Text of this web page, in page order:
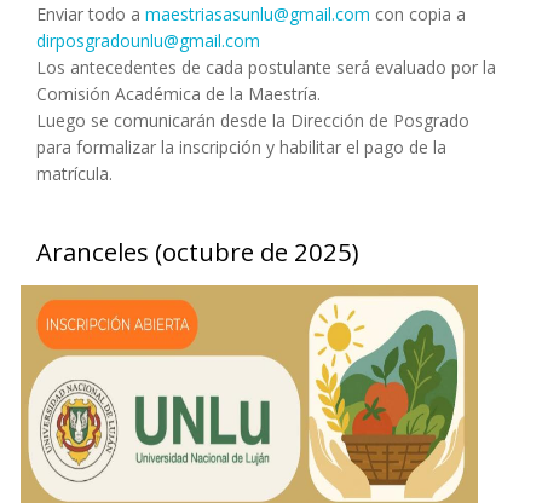
Enviar todo a maestriasasunlu@gmail.com con copia a
dirposgradounlu@gmail.com
Los antecedentes de cada postulante será evaluado por la
Comisión Académica de la Maestría.
Luego se comunicarán desde la Dirección de Posgrado
para formalizar la inscripción y habilitar el pago de la
matrícula.
Aranceles (octubre de 2025)